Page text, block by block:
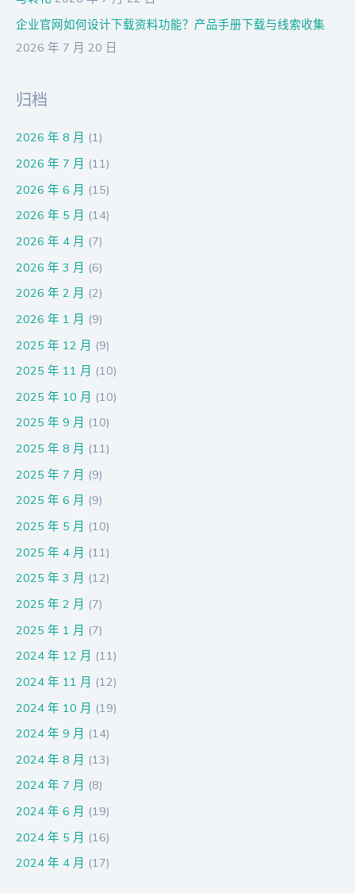
企业官网如何设计下载资料功能？产品手册下载与线索收集
2026 年 7 月 20 日
归档
2026 年 8 月 (1)
2026 年 7 月 (11)
2026 年 6 月 (15)
2026 年 5 月 (14)
2026 年 4 月 (7)
2026 年 3 月 (6)
2026 年 2 月 (2)
2026 年 1 月 (9)
2025 年 12 月 (9)
2025 年 11 月 (10)
2025 年 10 月 (10)
2025 年 9 月 (10)
2025 年 8 月 (11)
2025 年 7 月 (9)
2025 年 6 月 (9)
2025 年 5 月 (10)
2025 年 4 月 (11)
2025 年 3 月 (12)
2025 年 2 月 (7)
2025 年 1 月 (7)
2024 年 12 月 (11)
2024 年 11 月 (12)
2024 年 10 月 (19)
2024 年 9 月 (14)
2024 年 8 月 (13)
2024 年 7 月 (8)
2024 年 6 月 (19)
2024 年 5 月 (16)
2024 年 4 月 (17)